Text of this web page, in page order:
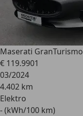
Maserati GranTurismo
€ 119.9901
03/2024
4.402 km
Elektro
- (kWh/100 km)